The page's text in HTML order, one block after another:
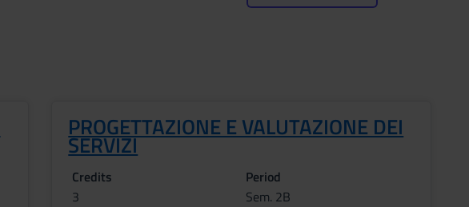
PROGETTAZIONE E VALUTAZIONE DEI
SERVIZI
Credits
3
Period
Sem. 2B